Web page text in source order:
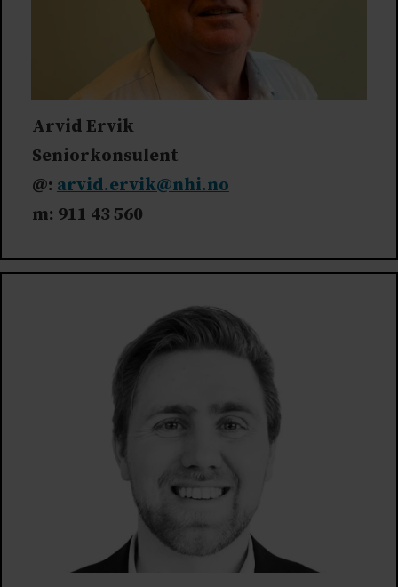
Arvid Ervik
Seniorkonsulent
@: arvid.ervik@nhi.no
m: 911 43 560